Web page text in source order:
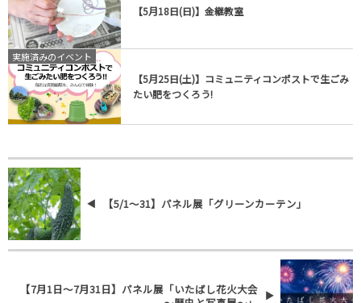
【5月18日(日)】金継教室
実施済みのイベント
【5月25日(土)】コミュニティコンポストで生ごみ
たい肥をつくろう!
【5/1～31】パネル展「グリーンカーテン」
【7月1日～7月31日】パネル展「いたばし花火大会